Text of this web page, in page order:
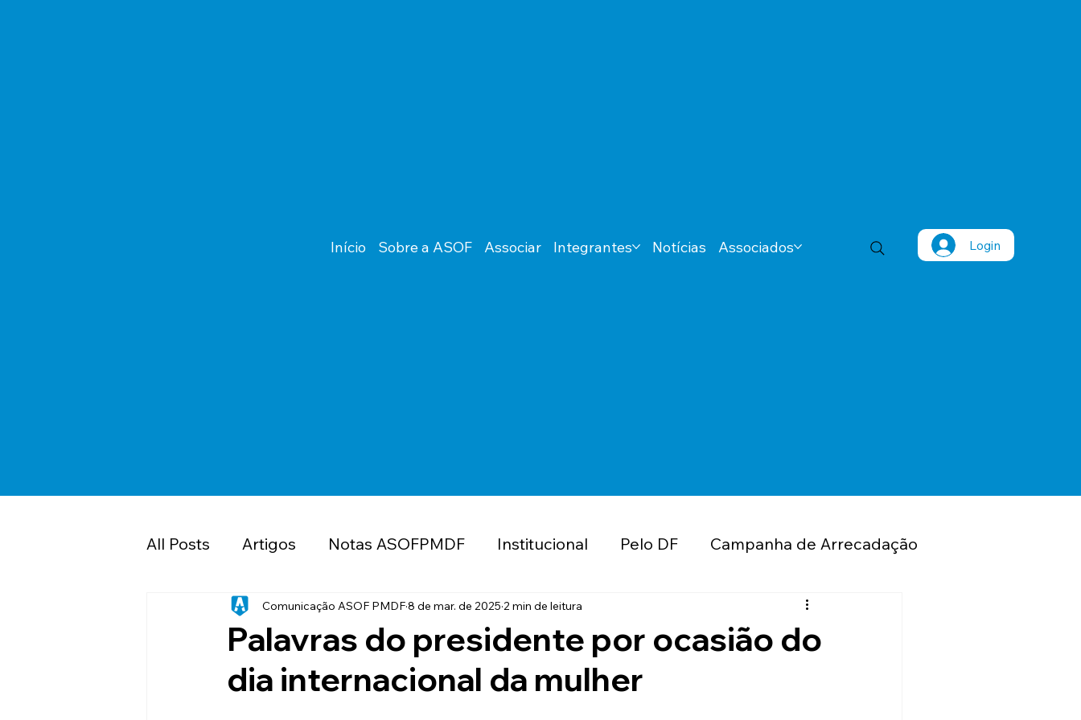
Início Sobre a ASOF Associar Integrantes Notícias Associados Login
All Posts Artigos Notas ASOFPMDF Institucional Pelo DF Campanha de Arrecadação
PMDF Clube de Vantagens Educação
Papo Jurídico ASOF PMDF Valorização e Reconhecimento
Palavras do presidente por ocasião do
dia internacional da mulher
Comunicação ASOF PMDF8 de mar. de 2025 2 min de leitura